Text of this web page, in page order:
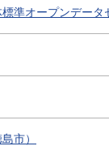
準オープンデータ
市）